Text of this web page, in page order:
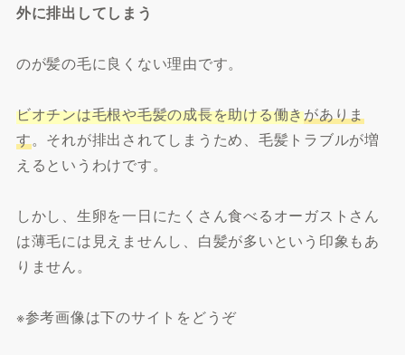
外に排出してしまう
のが髪の毛に良くない理由です。
ビオチンは毛根や毛髪の成長を助ける働きがありま
す。それが排出されてしまうため、毛髪トラブルが増
えるというわけです。
しかし、生卵を一日にたくさん食べるオーガストさん
は薄毛には見えませんし、白髪が多いという印象もあ
りません。
※参考画像は下のサイトをどうぞ